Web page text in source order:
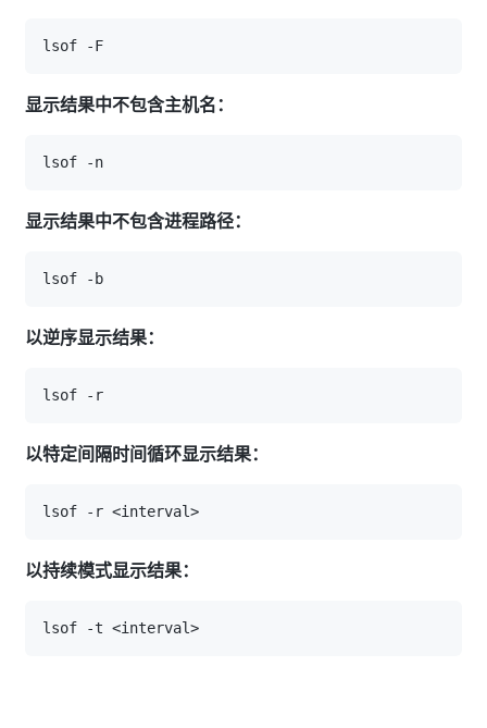
显示结果中不包含主机名：
显示结果中不包含进程路径：
以逆序显示结果：
以特定间隔时间循环显示结果：
以持续模式显示结果：